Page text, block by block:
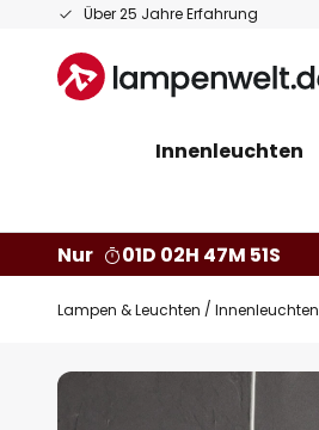
Über 25 Jahre Erfahrung
Zum
springen
Innenleuchten
Nur 01D 02H 47M 50S
Lampen & Leuchten Innenleuchten
Zum
Ende